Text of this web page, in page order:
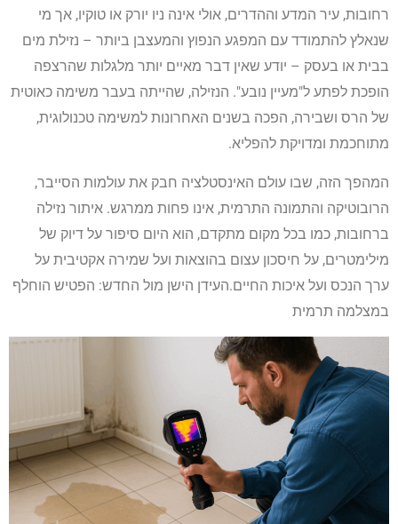
רחובות, עיר המדע וההדרים, אולי אינה ניו יורק או טוקיו, אך מי
שנאלץ להתמודד עם המפגע הנפוץ והמעצבן ביותר – נזילת מים
בבית או בעסק – יודע שאין דבר מאיים יותר מלגלות שהרצפה
הופכת לפתע ל"מעיין נובע". הנזילה, שהייתה בעבר משימה כאוטית
של הרס ושבירה, הפכה בשנים האחרונות למשימה טכנולוגית,
מתוחכמת ומדויקת להפליא.
המהפך הזה, שבו עולם האינסטלציה חבק את עולמות הסייבר,
הרובוטיקה והתמונה התרמית, אינו פחות ממרגש. איתור נזילה
ברחובות, כמו בכל מקום מתקדם, הוא היום סיפור על דיוק של
מילימטרים, על חיסכון עצום בהוצאות ועל שמירה אקטיבית על
ערך הנכס ועל איכות החיים.העידן הישן מול החדש: הפטיש הוחלף
במצלמה תרמית